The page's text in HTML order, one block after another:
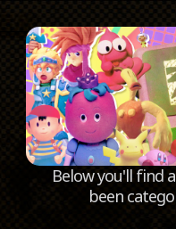
Below you'll find
been